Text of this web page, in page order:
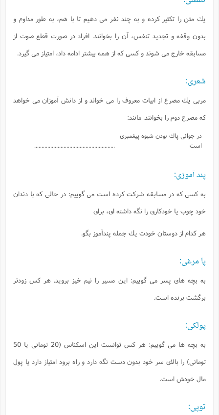
يك متن را تكثير كرده و به چند نفر مى دهيم تا با هم، به طور مداوم و
بدون وقفه و تجديد تنفس، آن را بخوانند. افراد در صورت قطع صوت از
مسابقه خارج مى شوند و كسى كه از همه بيشتر ادامه داد، امتياز مى گيرد.
شعرى:
مربى يك مصرع از ابيات معروف را مى خواند و از دانش آموزان مى خواهد
كه مصرع دوم را بخوانند. مانند:
در جوانى پاك بودن شيوه پيغمبرى
است
.......................................................
پند آموزى:
به كسى كه در مسابقه شركت كرده است مى گوييم: در حالى كه با دندان
خود چوب يا خودكارى را نگه داشته اى، براى
هر كدام از دوستان خودت يك جمله پندآموز بگو.
پا مرغى:
به بچه هاى پسر مى گوييم: اين مسير را نيم خيز برويد. هر كس زودتر
برگشت برنده است.
پولكى:
به بچه ها مى گوييم: هر كس توانست اين اسكناس (20 تومانى يا 50
تومانى) را بالاى سر خود بدون دست نگه دارد و راه برود امتياز دارد يا پول
مال خودش است.
توپى: